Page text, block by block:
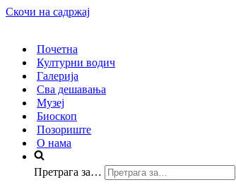
Скочи на садржај
Почетна
Културни водич
Галерија
Сва дешавања
Музеј
Биоскоп
Позориште
О нама
Претрага за…